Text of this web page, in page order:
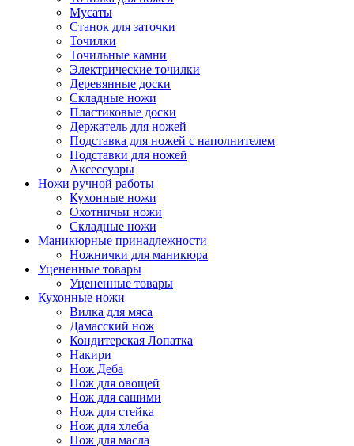
Мусаты
Станок для заточки
Точилки
Точильные камни
Электрические точилки
Деревянные доски
Складные ножи
Пластиковые доски
Держатель для ножей
Подставка для ножей с наполнителем
Подставки для ножей
Аксессуары
Ножи ручной работы
Кухонные ножи
Охотничьи ножи
Складные ножи
Маникюрные принадлежности
Ножнички для маникюра
Уцененные товары
Уцененные товары
Кухонные ножи
Вилка для мяса
Дамасский нож
Кондитерская Лопатка
Накири
Нож Деба
Нож для овощей
Нож для сашими
Нож для стейка
Нож для хлеба
Нож для масла